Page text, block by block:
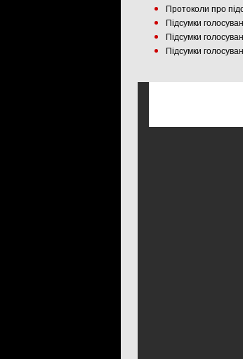
Протоколи про
Підсумки
Підсумки
Підсумки